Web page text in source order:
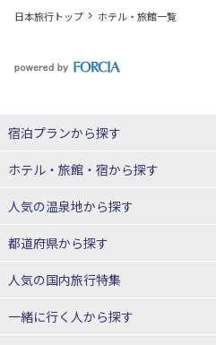
日本旅行トップ ホテル・旅館一覧
宿泊プランから探す
北海道
東北
青森県
宮城県
山形県
ホテル・旅館・宿から探す
北海道ホテル・旅館
青森県ホテル・旅館
宮城県ホテル・旅館
人気の温泉地から探す
北海道
湯の川温泉(北海道)
十勝川温泉(北海道)
都道府県から探す
北海道旅行・ツアー
人気の国内旅行特集
東京ディズニーリゾート®への旅
一緒に行く人から探す